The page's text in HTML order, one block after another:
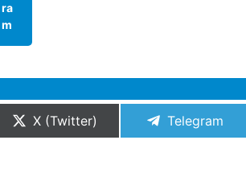
Compartir
X (Twitter)
Compartir
Telegram